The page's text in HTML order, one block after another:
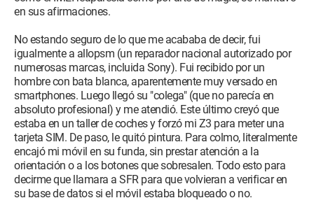
4. Intenté reiniciar el teléfono, con la tarjeta SIM dentro, en
modo avión, en modo Stamina y Ultra Stamina.
5. Intenté activar/desactivar el modo avión varias veces a
través del botón "encendido/apagado" antes de ingresar mi
código PIN y con la tarjeta SIM en el teléfono.
6. En los ajustes "Redes móviles", cuando intento buscar un
proveedor de servicio, el teléfono parece cargar en vacío.
7. Puse mi tarjeta SIM en otro teléfono, el código PIN funciona,
en sus afirmaciones.
No estando seguro de lo que me acababa de decir, fui
igualmente a allopsm (un reparador nacional autorizado por
numerosas marcas, incluida Sony). Fui recibido por un
hombre con bata blanca, aparentemente muy versado en
smartphones. Luego llegó su "colega" (que no parecía en
absoluto profesional) y me atendió. Este último creyó que
estaba en un taller de coches y forzó mi Z3 para meter una
tarjeta SIM. De paso, le quitó pintura. Para colmo, literalmente
encajó mi móvil en su funda, sin prestar atención a la
orientación o a los botones que sobresalen. Todo esto para
decirme que llamara a SFR para que volvieran a verificar en
su base de datos si el móvil estaba bloqueado o no.